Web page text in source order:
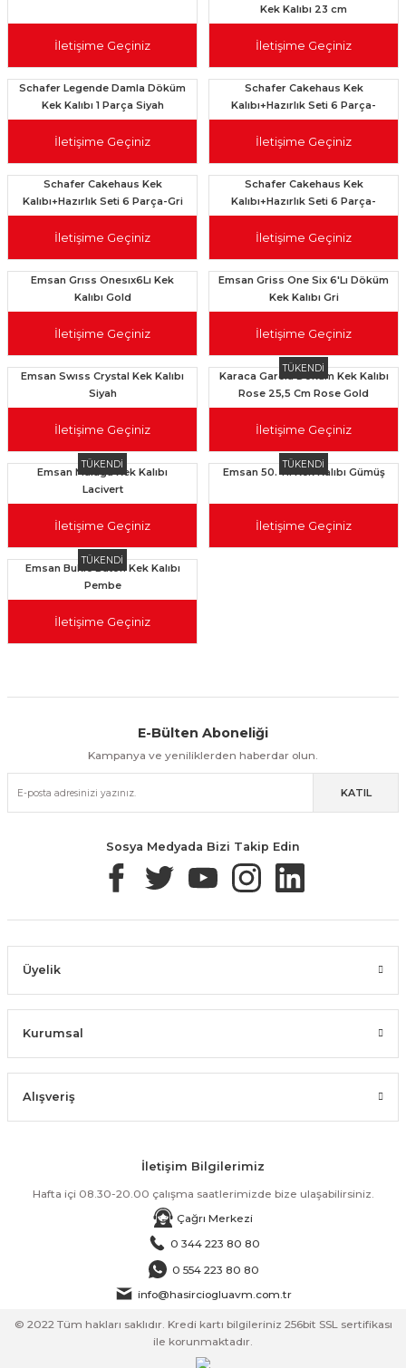
İletişime Geçiniz
Kek Kalıbı 23 cm
İletişime Geçiniz
Schafer Legende Damla Döküm
Kek Kalıbı 1 Parça Siyah
İletişime Geçiniz
Schafer Cakehaus Kek
Kalıbı+Hazırlık Seti 6 Parça-
Siyah
İletişime Geçiniz
Schafer Cakehaus Kek
Kalıbı+Hazırlık Seti 6 Parça-Gri
İletişime Geçiniz
Schafer Cakehaus Kek
Kalıbı+Hazırlık Seti 6 Parça-
Bronz
İletişime Geçiniz
Emsan Grıss Onesıx6Lı Kek
Kalıbı Gold
İletişime Geçiniz
Emsan Griss One Six 6'Lı Döküm
Kek Kalıbı Gri
İletişime Geçiniz
Emsan Swıss Crystal Kek Kalıbı
Siyah
İletişime Geçiniz
TÜKENDİ
Karaca Garcia Döküm Kek Kalıbı
Rose 25,5 Cm Rose Gold
İletişime Geçiniz
TÜKENDİ
Emsan Malaga Kek Kalıbı
Lacivert
İletişime Geçiniz
TÜKENDİ
Emsan 50. Yıl Kek Kalıbı Gümüş
İletişime Geçiniz
TÜKENDİ
Emsan Bukle Baton Kek Kalıbı
Pembe
İletişime Geçiniz
Kolay İade & Değişim Güvenli Alışveriş
Güvenli Paketleme Taksit / Havale İle Alışveriş Kolay İade & Değişim
E-Bülten Aboneliği
Kampanya ve yeniliklerden haberdar olun.
KATIL
Sosya Medyada Bizi Takip Edin
Üyelik
Kurumsal
Alışveriş
İletişim Bilgilerimiz
Hafta içi 08.30-20.00 çalışma saatlerimizde bize ulaşabilirsiniz.
Çağrı Merkezi
0 344 223 80 80
0 554 223 80 80
info@hasirciogluavm.com.tr
© 2022 Tüm hakları saklıdır. Kredi kartı bilgileriniz 256bit SSL sertifikası
ile korunmaktadır.